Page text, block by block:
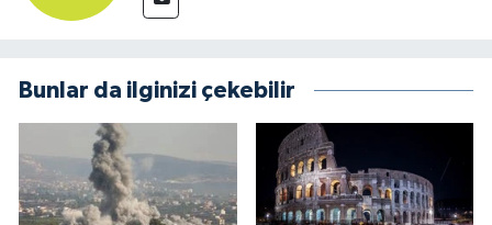
Bunlar da ilginizi çekebilir